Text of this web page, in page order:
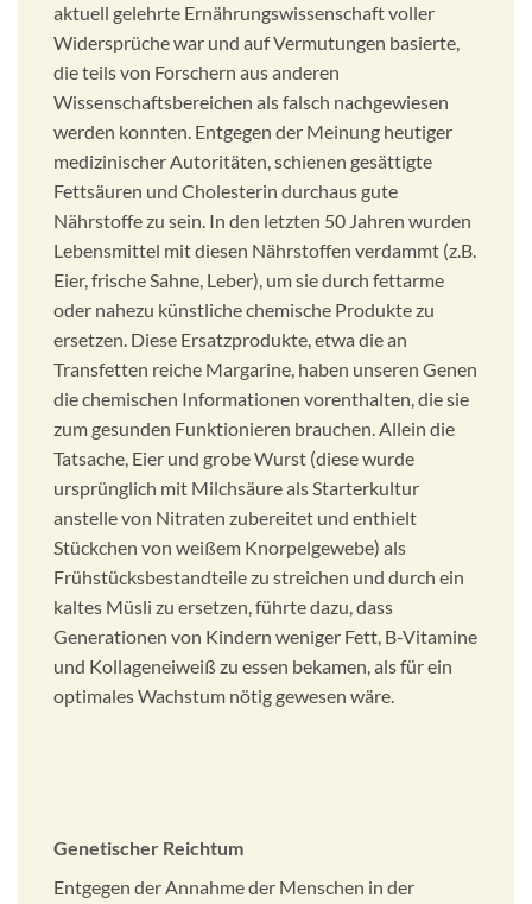
aktuell gelehrte Ernährungswissenschaft voller
Widersprüche war und auf Vermutungen basierte,
die teils von Forschern aus anderen
Wissenschaftsbereichen als falsch nachgewiesen
werden konnten. Entgegen der Meinung heutiger
medizinischer Autoritäten, schienen gesättigte
Fettsäuren und Cholesterin durchaus gute
Nährstoffe zu sein. In den letzten 50 Jahren wurden
Lebensmittel mit diesen Nährstoffen verdammt (z.B.
Eier, frische Sahne, Leber), um sie durch fettarme
oder nahezu künstliche chemische Produkte zu
ersetzen. Diese Ersatzprodukte, etwa die an
Transfetten reiche Margarine, haben unseren Genen
die chemischen Informationen vorenthalten, die sie
zum gesunden Funktionieren brauchen. Allein die
Tatsache, Eier und grobe Wurst (diese wurde
ursprünglich mit Milchsäure als Starterkultur
anstelle von Nitraten zubereitet und enthielt
Stückchen von weißem Knorpelgewebe) als
Frühstücksbestandteile zu streichen und durch ein
kaltes Müsli zu ersetzen, führte dazu, dass
Generationen von Kindern weniger Fett, B-Vitamine
und Kollageneiweiß zu essen bekamen, als für ein
optimales Wachstum nötig gewesen wäre.
Genetischer Reichtum
Entgegen der Annahme der Menschen in der